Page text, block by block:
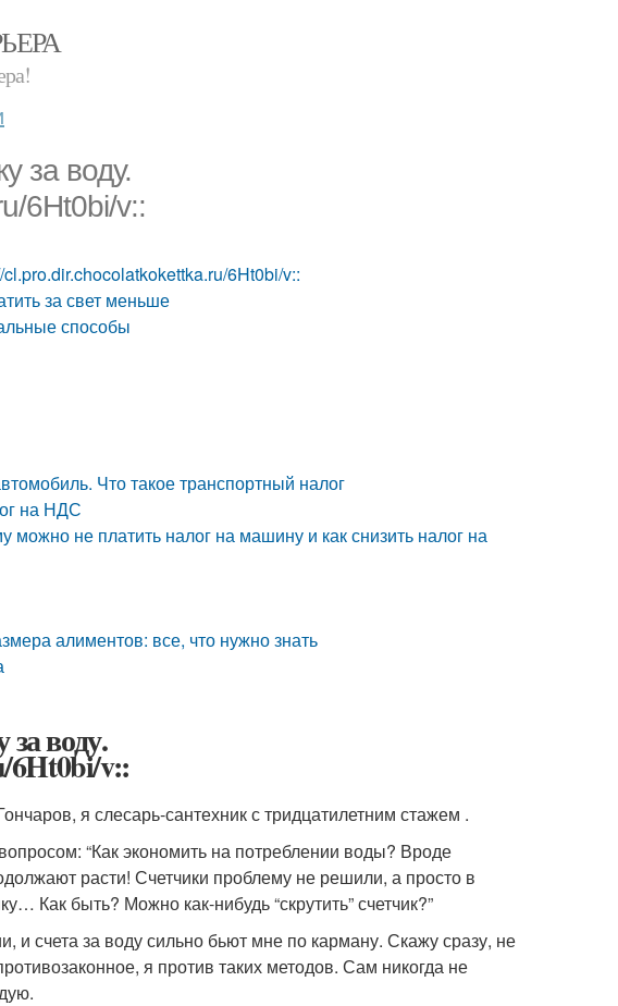
за воду.
6Ht0bi/v::
6Ht0bi/v::
за свет меньше
способы
Что такое транспортный налог
на НДС
можно не платить налог на машину и как снизить налог на
алиментов: все, что нужно знать
воду.
6Ht0bi/v::
я слесарь-сантехник с тридцатилетним стажем .
“Как экономить на потреблении воды? Вроде
расти! Счетчики проблему не решили, а просто в
Как быть? Можно как-нибудь “скрутить” счетчик?”
и счета за воду сильно бьют мне по карману. Скажу сразу, не
я против таких методов. Сам никогда не